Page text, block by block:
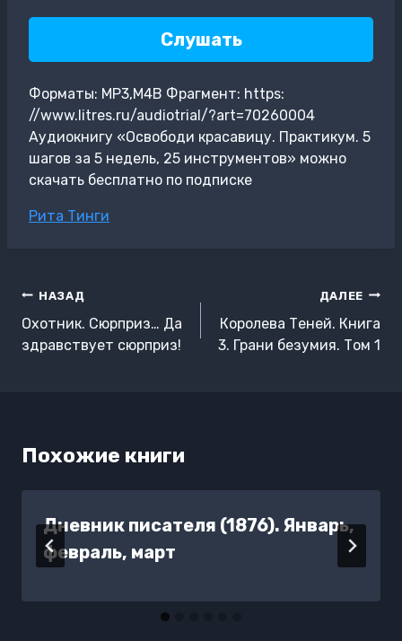
Слушать
Форматы: MP3,M4B Фрагмент: https:
//www.litres.ru/audiotrial/?art=70260004
Аудиокнигу «Освободи красавицу. Практикум. 5
шагов за 5 недель, 25 инструментов» можно
скачать бесплатно по подписке
Метки
Рита Тинги
Навигация
по
записям
НАЗАД
Охотник. Сюрприз… Да
здравствует сюрприз!
ДАЛЕЕ
Королева Теней. Книга
3. Грани безумия. Том 1
Похожие книги
Дневник писателя (1876). Январь,
февраль, март